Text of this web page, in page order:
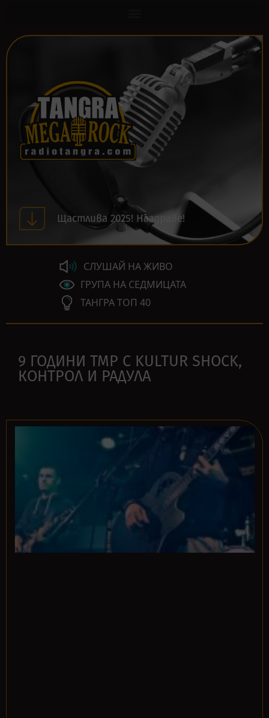
Щастлива 2025! Наздраве!
СЛУШАЙ НА ЖИВО
ГРУПА НА СЕДМИЦАТА
ТАНГРА ТОП 40
9 ГОДИНИ ТМР С KULTUR SHOCK,
КОНТРОЛ И РАДУЛА